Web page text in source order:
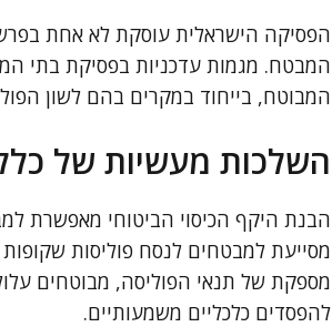
הפסיקה הישראלית עוסקת לא אחת
המבטח. מגמות עדכניות בפסיקת בתי
המבוטח, בייחוד במקרים בהם לשון
השלכות מעשיות של כלל
הבנת היקף הכיסוי הביטוחי מאפשרת
מסייעת למבטחים לנסח פוליסות
מספקת של תנאי הפוליסה, מבוטחים
להפסדים כלכליים משמעותיים.